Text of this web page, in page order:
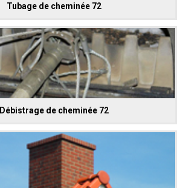
Tubage de cheminée 72
Débistrage de cheminée 72